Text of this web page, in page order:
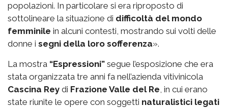
popolazioni. In particolare si era riproposto di
sottolineare la situazione di difficoltà del mondo
femminile in alcuni contesti, mostrando sui volti delle
donne i segni della loro sofferenza».
La mostra “Espressioni” segue l’esposizione che era
stata organizzata tre anni fa nell’azienda vitivinicola
Cascina Rey di Frazione Valle del Re, in cui erano
state riunite le opere con soggetti naturalistici legati